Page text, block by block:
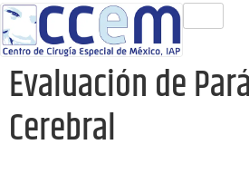
Evaluación de
Cerebral